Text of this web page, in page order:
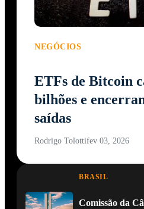
NEGÓCIOS
ETFs de Bitcoin
bilhões e
saídas
Rodrigo Tolottifev 03, 2026
BRASIL
Comissão da